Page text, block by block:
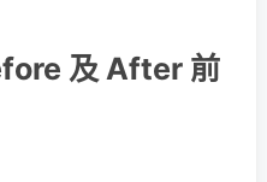
及 After 前